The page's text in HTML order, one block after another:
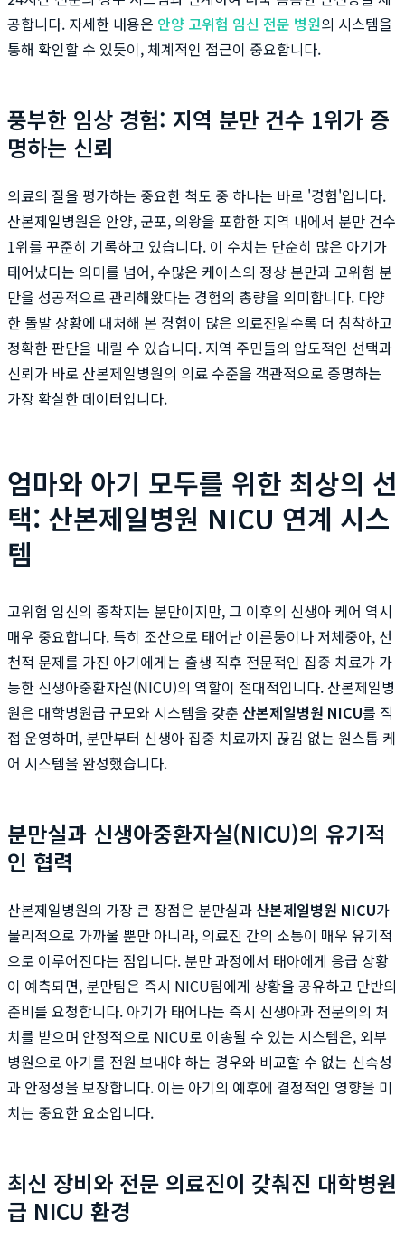
공합니다. 자세한 내용은 안양 고위험 임신 전문 병원의 시스템을
통해 확인할 수 있듯이, 체계적인 접근이 중요합니다.
풍부한 임상 경험: 지역 분만 건수 1위가 증
명하는 신뢰
의료의 질을 평가하는 중요한 척도 중 하나는 바로 '경험'입니다.
산본제일병원은 안양, 군포, 의왕을 포함한 지역 내에서 분만 건수
1위를 꾸준히 기록하고 있습니다. 이 수치는 단순히 많은 아기가
태어났다는 의미를 넘어, 수많은 케이스의 정상 분만과 고위험 분
만을 성공적으로 관리해왔다는 경험의 총량을 의미합니다. 다양
한 돌발 상황에 대처해 본 경험이 많은 의료진일수록 더 침착하고
정확한 판단을 내릴 수 있습니다. 지역 주민들의 압도적인 선택과
신뢰가 바로 산본제일병원의 의료 수준을 객관적으로 증명하는
가장 확실한 데이터입니다.
엄마와 아기 모두를 위한 최상의 선
택: 산본제일병원 NICU 연계 시스
템
고위험 임신의 종착지는 분만이지만, 그 이후의 신생아 케어 역시
매우 중요합니다. 특히 조산으로 태어난 이른둥이나 저체중아, 선
천적 문제를 가진 아기에게는 출생 직후 전문적인 집중 치료가 가
능한 신생아중환자실(NICU)의 역할이 절대적입니다. 산본제일병
원은 대학병원급 규모와 시스템을 갖춘 산본제일병원 NICU를 직
접 운영하며, 분만부터 신생아 집중 치료까지 끊김 없는 원스톱 케
어 시스템을 완성했습니다.
분만실과 신생아중환자실(NICU)의 유기적
인 협력
산본제일병원의 가장 큰 장점은 분만실과 산본제일병원 NICU가
물리적으로 가까울 뿐만 아니라, 의료진 간의 소통이 매우 유기적
으로 이루어진다는 점입니다. 분만 과정에서 태아에게 응급 상황
이 예측되면, 분만팀은 즉시 NICU팀에게 상황을 공유하고 만반의
준비를 요청합니다. 아기가 태어나는 즉시 신생아과 전문의의 처
치를 받으며 안정적으로 NICU로 이송될 수 있는 시스템은, 외부
병원으로 아기를 전원 보내야 하는 경우와 비교할 수 없는 신속성
과 안정성을 보장합니다. 이는 아기의 예후에 결정적인 영향을 미
치는 중요한 요소입니다.
최신 장비와 전문 의료진이 갖춰진 대학병원
급 NICU 환경